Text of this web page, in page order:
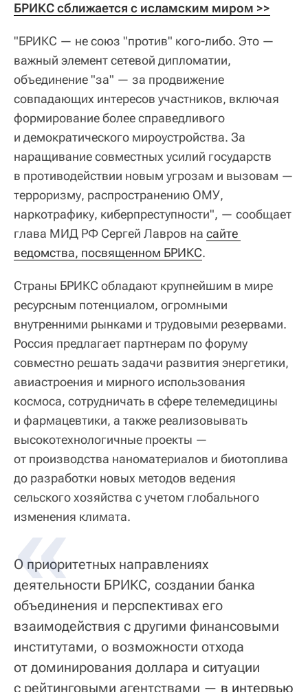
БРИКС сближается с исламским миром >>
"БРИКС — не союз "против" кого-либо. Это —
важный элемент сетевой дипломатии,
объединение "за" — за продвижение
совпадающих интересов участников, включая
формирование более справедливого
и демократического мироустройства. За
наращивание совместных усилий государств
в противодействии новым угрозам и вызовам —
терроризму, распространению ОМУ,
наркотрафику, киберпреступности", — сообщает
глава МИД РФ Сергей Лавров на сайте
ведомства, посвященном БРИКС.
Страны БРИКС обладают крупнейшим в мире
ресурсным потенциалом, огромными
внутренними рынками и трудовыми резервами.
Россия предлагает партнерам по форуму
совместно решать задачи развития энергетики,
авиастроения и мирного использования
космоса, сотрудничать в сфере телемедицины
и фармацевтики, а также реализовывать
высокотехнологичные проекты —
от производства наноматериалов и биотоплива
до разработки новых методов ведения
сельского хозяйства с учетом глобального
изменения климата.
О приоритетных направлениях
деятельности БРИКС, создании банка
объединения и перспективах его
взаимодействия с другими финансовыми
институтами, о возможности отхода
от доминирования доллара и ситуации
с рейтинговыми агентствами — в интервью